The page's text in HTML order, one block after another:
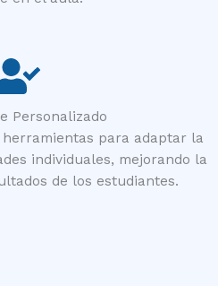
Personalizado
para adaptar la
individuales, mejorando la
de los estudiantes.